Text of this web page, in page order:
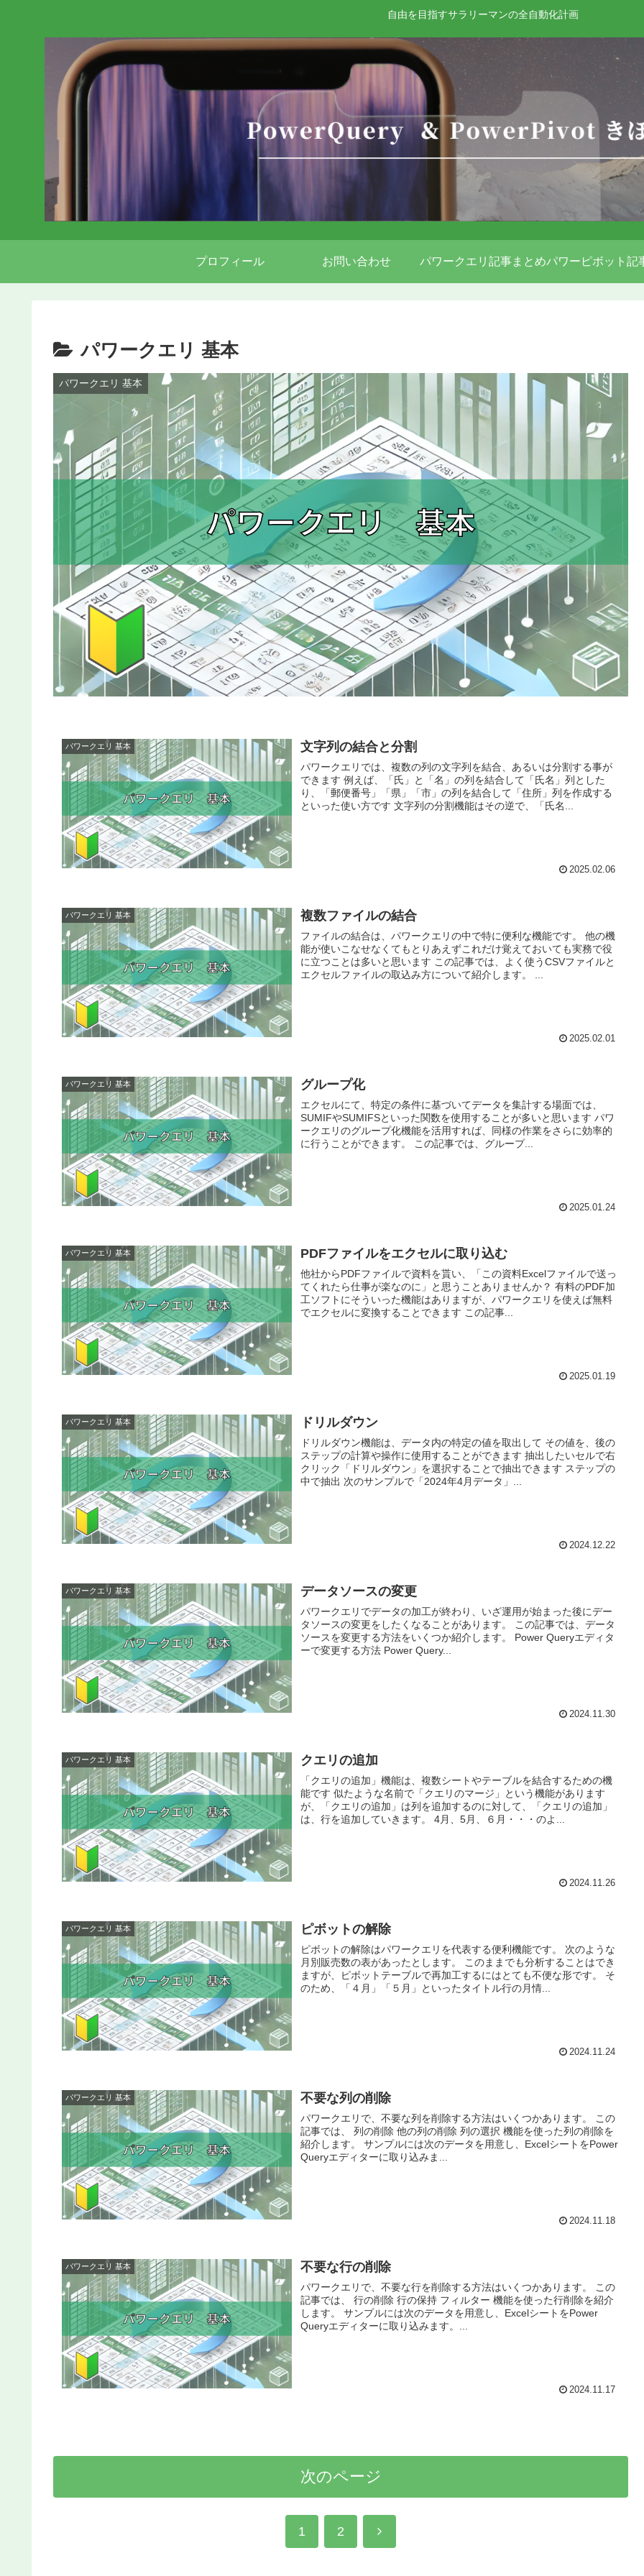
自由を目指すサラリーマンの全自動化計画
プロフィール お問い合わせ パワークエリ記事まとめ
パワークエリ 基本
パワークエリ 基本
パワークエリ 基本 文字列の結合と分割
パワークエリでは、複数の列の文字列を結合、あるいは分割する事が
できます 例えば、「氏」と「名」の列を結合して「氏名」列とした
り、「郵便番号」「県」「市」の列を結合して「住所」列を作成する
といった使い方です 文字列の分割機能はその逆で、「氏名...
2025.02.06
パワークエリ 基本 複数ファイルの結合
ファイルの結合は、パワークエリの中で特に便利な機能です。 他の機
能が使いこなせなくてもとりあえずこれだけ覚えておいても実務で役
に立つことは多いと思います この記事では、よく使うCSVファイルと
エクセルファイルの取込み方について紹介します。 ...
2025.02.01
パワークエリ 基本 グループ化
エクセルにて、特定の条件に基づいてデータを集計する場面では、
SUMIFやSUMIFSといった関数を使用することが多いと思います パワ
ークエリのグループ化機能を活用すれば、同様の作業をさらに効率的
に行うことができます。 この記事では、グループ...
2025.01.24
パワークエリ 基本 PDFファイルをエクセルに取り込む
他社からPDFファイルで資料を貰い、「この資料Excelファイルで送っ
てくれたら仕事が楽なのに」と思うことありませんか？ 有料のPDF加
工ソフトにそういった機能はありますが、パワークエリを使えば無料
でエクセルに変換することできます この記事...
2025.01.19
パワークエリ 基本 ドリルダウン
ドリルダウン機能は、データ内の特定の値を取出して その値を、後の
ステップの計算や操作に使用することができます 抽出したいセルで右
クリック「ドリルダウン」を選択することで抽出できます ステップの
中で抽出 次のサンプルで「2024年4月データ」...
2024.12.22
パワークエリ 基本 データソースの変更
パワークエリでデータの加工が終わり、いざ運用が始まった後にデー
タソースの変更をしたくなることがあります。 この記事では、データ
ソースを変更する方法をいくつか紹介します。 Power Queryエディタ
ーで変更する方法 Power Query...
2024.11.30
パワークエリ 基本 クエリの追加
「クエリの追加」機能は、複数シートやテーブルを結合するための機
能です 似たような名前で「クエリのマージ」という機能があります
が、「クエリの追加」は列を追加するのに対して、「クエリの追加」
は、行を追加していきます。 4月、5月、６月・・・のよ...
2024.11.26
パワークエリ 基本 ピボットの解除
ピボットの解除はパワークエリを代表する便利機能です。 次のような
月別販売数の表があったとします。 このままでも分析することはでき
ますが、ピボットテーブルで再加工するにはとても不便な形です。 そ
のため、「４月」「５月」といったタイトル行の月情...
2024.11.24
パワークエリ 基本 不要な列の削除
パワークエリで、不要な列を削除する方法はいくつかあります。 この
記事では、 列の削除 他の列の削除 列の選択 機能を使った列の削除を
紹介します。 サンプルには次のデータを用意し、ExcelシートをPower
Queryエディターに取り込みま...
2024.11.18
パワークエリ 基本 不要な行の削除
パワークエリで、不要な行を削除する方法はいくつかあります。 この
記事では、 行の削除 行の保持 フィルター 機能を使った行削除を紹介
します。 サンプルには次のデータを用意し、ExcelシートをPower
Queryエディターに取り込みます。...
2024.11.17
次のページ
1 2 次